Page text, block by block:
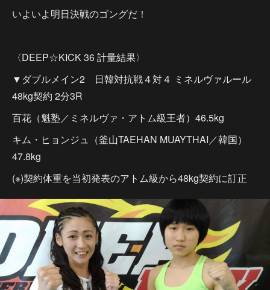
いよいよ明日決戦のゴングだ！
〈DEEP☆KICK 36 計量結果〉
▼ダブルメイン2 日韓対抗戦４対４ ミネルヴァルール
48kg契約 2分3R
百花（魁塾／ミネルヴァ・アトム級王者）46.5kg
キム・ヒョンジュ（釜山TAEHAN MUAYTHAI／韓国）
47.8kg
(※)契約体重を当初発表のアトム級から48kg契約に訂正